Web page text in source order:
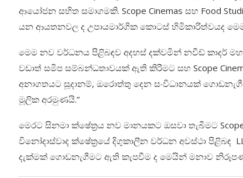
ආයෝජන සහිත සමාගමකි. Scope Cinemas සහ Food
යන ආයතනවල ද උපායමාර්ගික කොටස් හිමිකාරිත්වයද
මෙම නව වර්ධනය පිළිබඳව අදහස් දක්වමින් නවීඩ් කාදර්
වඩාත් සමීප සම්බන්ධතාවයක් ඇති කිරීමට සහ Scope
අනාගතයට සූදානම්, ඔරොත්තු දෙන සංවිධානයක්
මූලික අරමුණයි.”
මෙරට සිනමා ක්ෂේත්‍රය නව මානයකට ඔසවා තැබීමට
විනෝදාස්වාද ක්ෂේත්‍රයේ දිගුකාලීන වර්ධන අවස්ථා පිළිබඳ
දැක්මක් ගොඩනැගීමට ඇති කැපවීම ද මෙයින් මනාව